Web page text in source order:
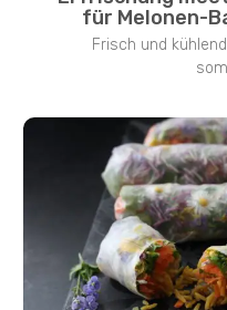
für Melonen-
Frisch und